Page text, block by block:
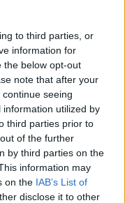
to third parties, or
information for
the below opt-out
note that after your
seeing
utilized by
third parties prior to
of the further
by third parties on the
information may
on the IAB’s List of
disclose it to other
két indiai
Kasmír indiai
és egy civil
pakisztáni
pilótája a
indiaiak azt
pakisztáni
ezt.